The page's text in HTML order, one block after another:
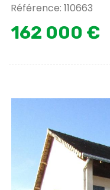
Référence: 110663
162 000 €